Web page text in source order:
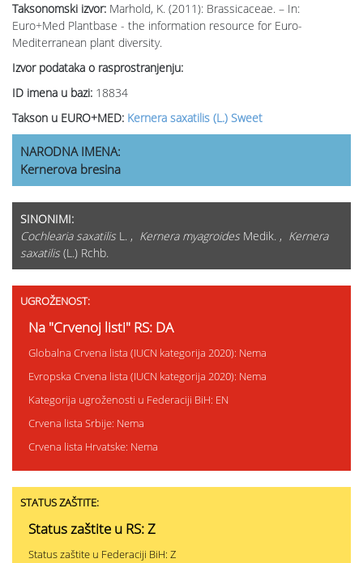
Taksonomski izvor: Marhold, K. (2011): Brassicaceae. – In:
Euro+Med Plantbase - the information resource for Euro-
Mediterranean plant diversity.
Izvor podataka o rasprostranjenju:
ID imena u bazi: 18834
Takson u EURO+MED: Kernera saxatilis (L.) Sweet
NARODNA IMENA:
Kernerova bresina
SINONIMI:
Cochlearia saxatilis L. , Kernera myagroides Medik. , Kernera
saxatilis (L.) Rchb.
UGROŽENOST:
Na "Crvenoj listi" RS: DA
Globalna Crvena lista (IUCN kategorija 2020): Nema
Evropska Crvena lista (IUCN kategorija 2020): Nema
Kategorija ugroženosti u Federaciji BiH: EN
Crvena lista Srbije: Nema
Crvena lista Hrvatske: Nema
STATUS ZAŠTITE:
Status zaštite u RS: Z
Status zaštite u Federaciji BiH: Z